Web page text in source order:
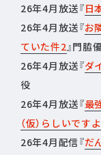
26年4月放送『日
26年4月放送『お
ていた件2 』門脇
26年4月放送『ダ
役
26年4月放送『最
（仮）らしいです
26年4月配信『だ